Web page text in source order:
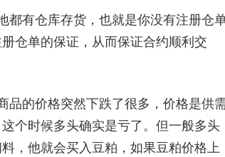
有仓库存货，也就是你没有注册仓
仓单的保证，从而保证合约顺利交
的价格突然下跌了很多，价格是供
个时候多头确实是亏了。但一般多头
，他就会买入豆粕，如果豆粕价格上